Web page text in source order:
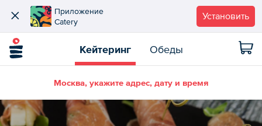
Приложение
Catery
Установить
Кейтеринг Обеды
Москва, укажите адрес, дату и время